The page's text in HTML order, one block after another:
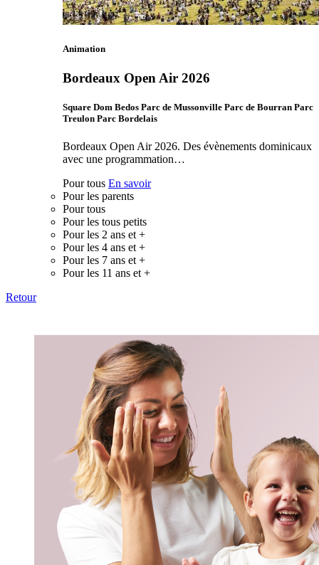
Animation
Bordeaux Open Air 2026
Square Dom Bedos Parc de Mussonville Parc de Bourran Parc
Treulon Parc Bordelais
Bordeaux Open Air 2026. Des évènements dominicaux
avec une programmation…
Pour tous En savoir
Pour les parents
Pour tous
Pour les tous petits
Pour les 2 ans et +
Pour les 4 ans et +
Pour les 7 ans et +
Pour les 11 ans et +
Retour